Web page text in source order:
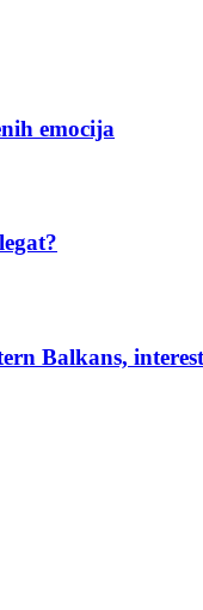
emocija
Balkans,